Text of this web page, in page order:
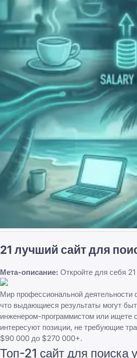
21 лучший сайт для
Мета-описание: Откройте для себя
Мир профессиональной деятельности
что выдающиеся результаты могут
инженером-программистом или ищете
интересуют позиции, не требующие
$90 000 до $270 000+.
Топ-21 сайт для поиска